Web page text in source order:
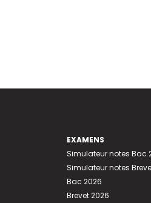
EXAMENS
Simulateur notes Bac
Simulateur notes
Bac 2026
Brevet 2026